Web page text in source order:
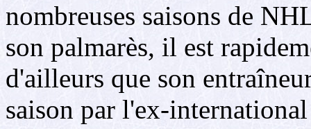
nombreuses saisons de
son palmarès, il est
d'ailleurs que son
saison par l'ex-